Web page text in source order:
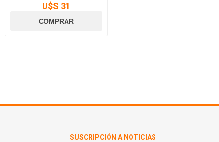
U$S 31
SUSCRIPCIÓN A NOTICIAS